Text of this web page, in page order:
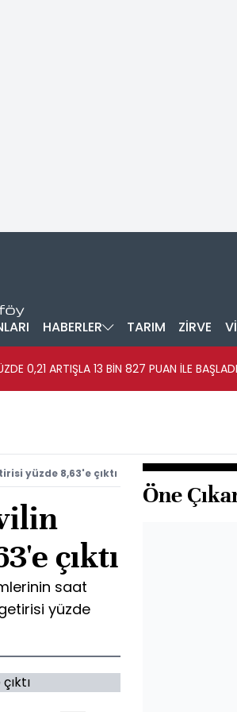
HABERLER TARIM ZİRVE
0,21 ARTIŞLA 13 BİN 827 PUAN İLE BAŞLADI
yüzde 8,63'e çıktı
çıktı
saat
yüzde
Öne